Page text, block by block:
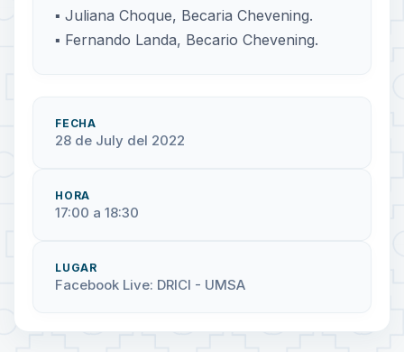
▪️ Juliana Choque, Becaria Chevening.
▪️ Fernando Landa, Becario Chevening.
FECHA
28 de July del 2022
HORA
17:00 a 18:30
LUGAR
Facebook Live: DRICI - UMSA